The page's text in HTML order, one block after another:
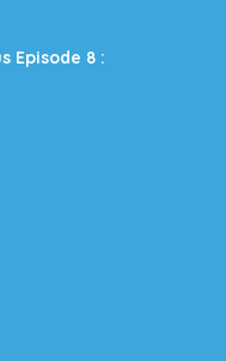
Episode 8 :